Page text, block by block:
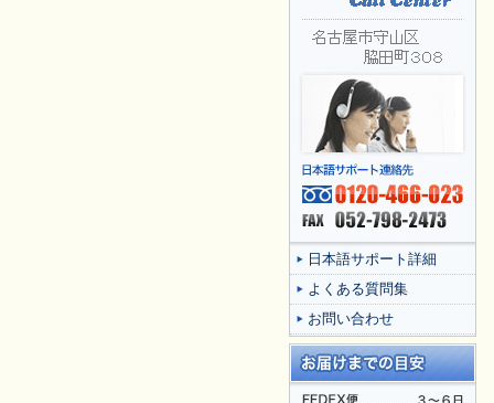
日本語サポート詳細
よくある質問集
お問い合わせ